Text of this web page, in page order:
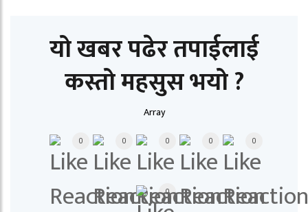
यो खबर पढेर तपाईलाई
कस्तो महसुस भयो ?
Array
0 0 0 0 0
0